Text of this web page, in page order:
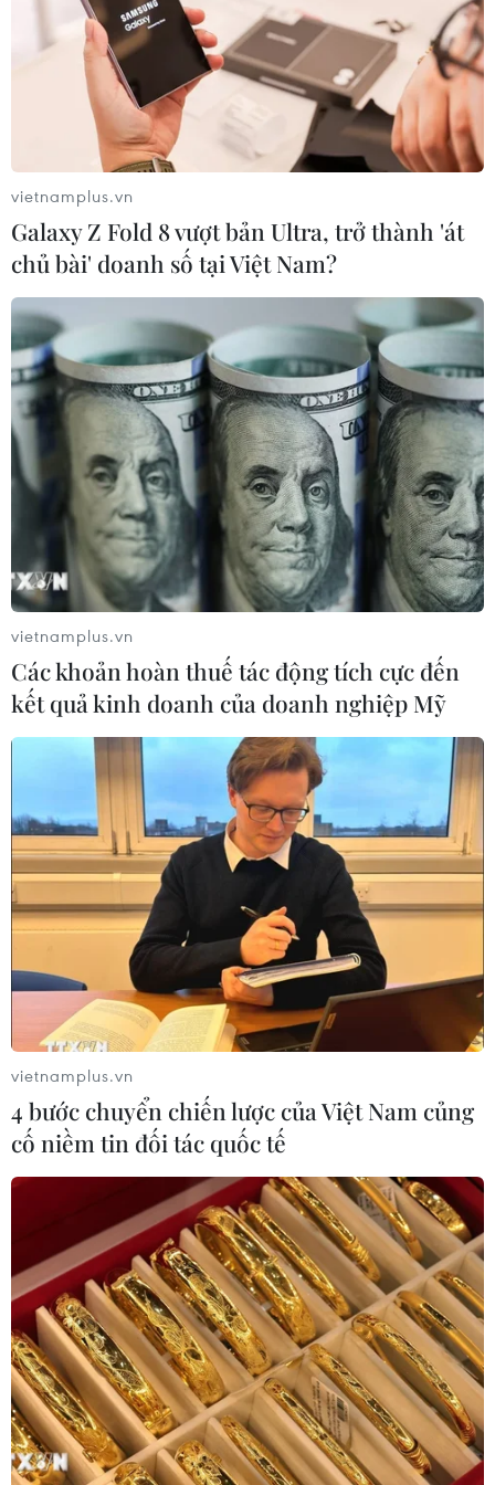
vietnamplus.vn
Galaxy Z Fold 8 vượt bản Ultra, trở thành 'át
chủ bài' doanh số tại Việt Nam?
vietnamplus.vn
Các khoản hoàn thuế tác động tích cực đến
kết quả kinh doanh của doanh nghiệp Mỹ
vietnamplus.vn
4 bước chuyển chiến lược của Việt Nam củng
cố niềm tin đối tác quốc tế